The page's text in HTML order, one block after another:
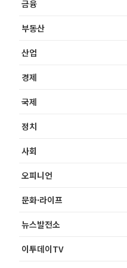
금융
부동산
산업
경제
국제
정치
사회
오피니언
문화·라이프
뉴스발전소
이투데이TV